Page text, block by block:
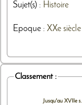
Sujet(s) : Histoire
Epoque : XXe siècle
Classement :
Jusqu'au XVIIe s.